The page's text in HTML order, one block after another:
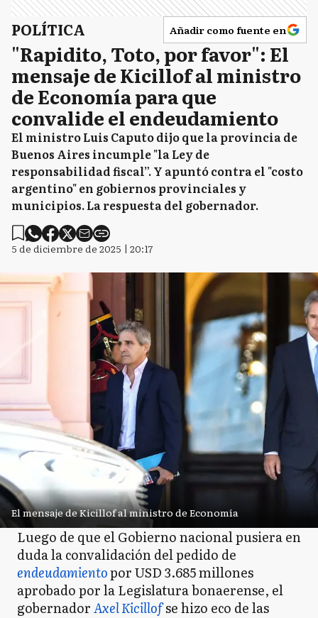
POLÍTICA Añadir como fuente en
"Rapidito, Toto, por favor": El
mensaje de Kicillof al ministro
de Economía para que
convalide el endeudamiento
El ministro Luis Caputo dijo que la provincia de
Buenos Aires incumple "la Ley de
responsabilidad fiscal”. Y apuntó contra el "costo
argentino" en gobiernos provinciales y
municipios. La respuesta del gobernador.
5 de diciembre de 2025 | 20:17
El mensaje de Kicillof al ministro de Economía
Luego de que el Gobierno nacional pusiera en
duda la convalidación del pedido de
endeudamientopor USD 3.685 millones
aprobado por la Legislatura bonaerense, el
gobernadorAxel Kicillofse hizo eco de las